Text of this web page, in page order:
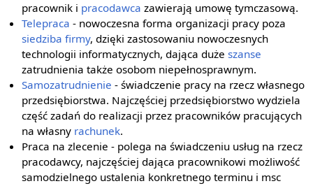
pracownik i pracodawca zawierają umowę tymczasową.
Telepraca - nowoczesna forma organizacji pracy poza
siedziba firmy, dzięki zastosowaniu nowoczesnych
technologii informatycznych, dająca dużeszanse
zatrudnienia także osobom niepełnosprawnym.
Samozatrudnienie - świadczenie pracy na rzecz własnego
przedsiębiorstwa. Najczęściej przedsiębiorstwo wydziela
część zadań do realizacji przez pracowników pracujących
na własny rachunek.
Praca na zlecenie - polega na świadczeniu usług na rzecz
pracodawcy, najczęściej dająca pracownikowi możliwość
samodzielnego ustalenia konkretnego terminu i msc